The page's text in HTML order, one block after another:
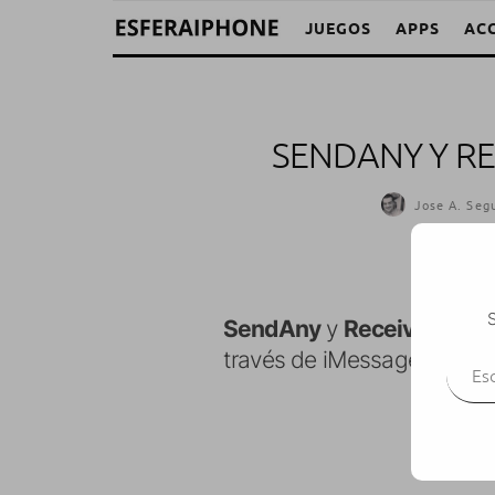
JUEGOS APPS
SENDANY Y
Jose A.
SendAnyy ReceiveAny
través de iMessage.